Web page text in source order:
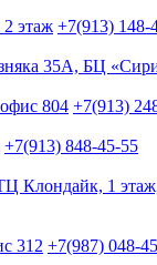
2 этаж +7(913) 148-
35А, БЦ
804 +7(913)
+7(913) 848-45-55
Клондайк, 1
312 +7(987) 048-